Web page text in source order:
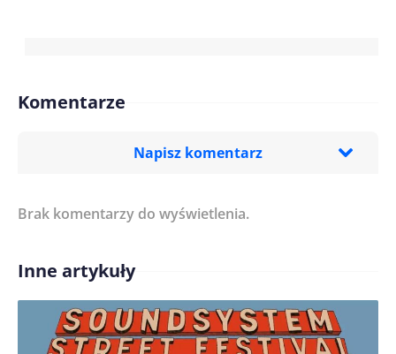
Komentarze
Napisz komentarz
Treść komentarza*
Imię/ Nick*
Brak komentarzy do wyświetlenia.
Inne artykuły